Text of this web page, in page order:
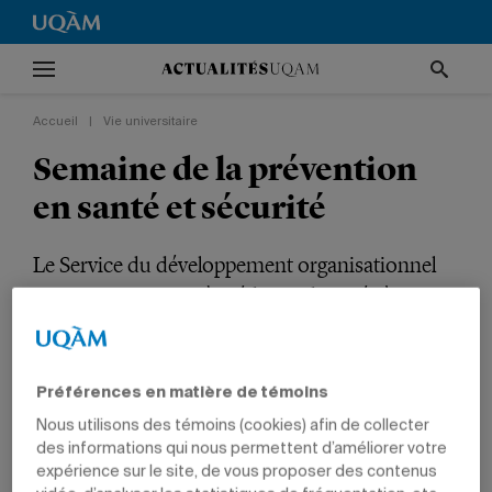
Accueil Vie universitaire
Semaine de la prévention
en santé et sécurité
Le Service du développement organisationnel
organise une première édition destinée à
l’ensemble de la communauté universitaire.
Préférences en matière de témoins
Nous utilisons des témoins (cookies) afin de collecter
des informations qui nous permettent d’améliorer votre
expérience sur le site, de vous proposer des contenus